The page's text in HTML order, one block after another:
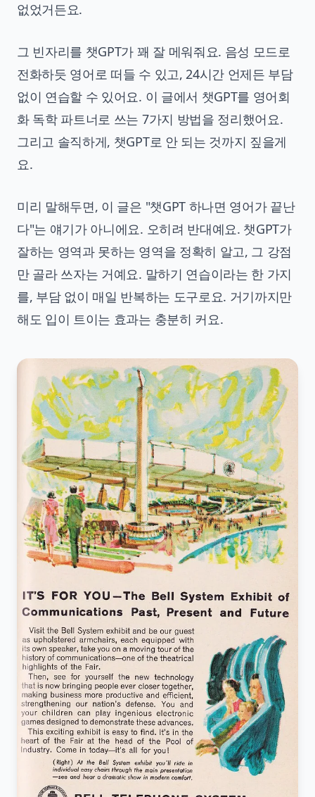
없었거든요.
그 빈자리를 챗GPT가 꽤 잘 메워줘요. 음성 모드로
전화하듯 영어로 떠들 수 있고, 24시간 언제든 부담
없이 연습할 수 있어요. 이 글에서 챗GPT를 영어회
화 독학 파트너로 쓰는 7가지 방법을 정리했어요.
그리고 솔직하게, 챗GPT로 안 되는 것까지 짚을게
요.
미리 말해두면, 이 글은 "챗GPT 하나면 영어가 끝난
다"는 얘기가 아니에요. 오히려 반대예요. 챗GPT가
잘하는 영역과 못하는 영역을 정확히 알고, 그 강점
만 골라 쓰자는 거예요. 말하기 연습이라는 한 가지
를, 부담 없이 매일 반복하는 도구로요. 거기까지만
해도 입이 트이는 효과는 충분히 커요.